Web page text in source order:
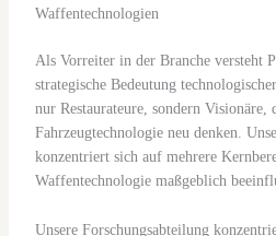
Waffentechnologien
Als Vorreiter in der Branche versteht
strategische Bedeutung
nur Restaurateure, sondern Visionäre,
Fahrzeugtechnologie neu denken.
konzentriert sich auf mehrere
Waffentechnologie maßgeblich
Unsere Forschungsabteilung